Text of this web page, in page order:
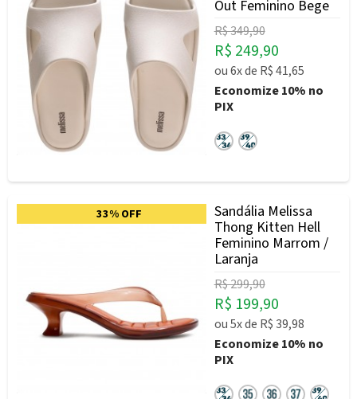
Out Feminino Bege
R$ 349,90
R$ 249,90
ou6xde R$ 41,65
Economize10% no
PIX
33% OFF
Sandália Melissa
Thong Kitten Hell
Feminino Marrom /
Laranja
R$ 299,90
R$ 199,90
ou5xde R$ 39,98
Economize10% no
PIX